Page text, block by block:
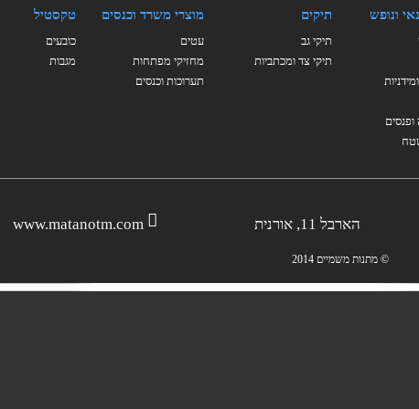
ונופש
ופנסים
תיקים
תיקי גב
תיקי צד ומכתביות
מוצרי משרד וכנסים
עטים
מחזיקי מפתחות
תערוכות וכנסים
טקסטיל
כובעים
מגבות
הארבל 11, אורנית www.matanotm.com
© מתנות משמיים 2014